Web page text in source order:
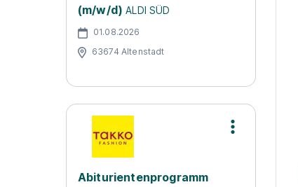
(m/w/d) ALDI SÜD
01.08.2026
63674 Altenstadt
Abiturientenprogramm